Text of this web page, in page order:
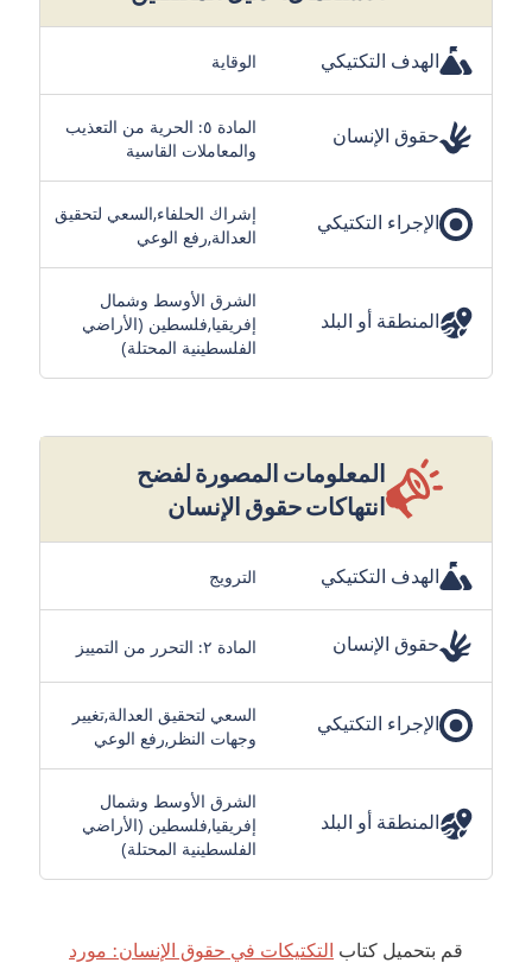
الهدف التكتيكي الوقاية
حقوق الإنسان
المادة ٥: الحرية من التعذيب
والمعاملات القاسية
الإجراء التكتيكي
إشراك الحلفاء,السعي لتحقيق
العدالة,رفع الوعي
المنطقة أو البلد
الشرق الأوسط وشمال
إفريقيا,فلسطين (الأراضي
الفلسطينية المحتلة)
المعلومات المصورة لفضح
انتهاكات حقوق الإنسان
الهدف التكتيكي الترويج
حقوق الإنسان المادة ٢: التحرر من التمييز
الإجراء التكتيكي
السعي لتحقيق العدالة,تغيير
وجهات النظر,رفع الوعي
المنطقة أو البلد
الشرق الأوسط وشمال
إفريقيا,فلسطين (الأراضي
الفلسطينية المحتلة)
قم بتحميل كتاب التكتيكات في حقوق الإنسان: مورد